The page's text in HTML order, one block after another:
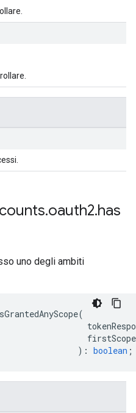
.oauth2.has
uno degli ambiti
(
firstScope
) : boolean ;